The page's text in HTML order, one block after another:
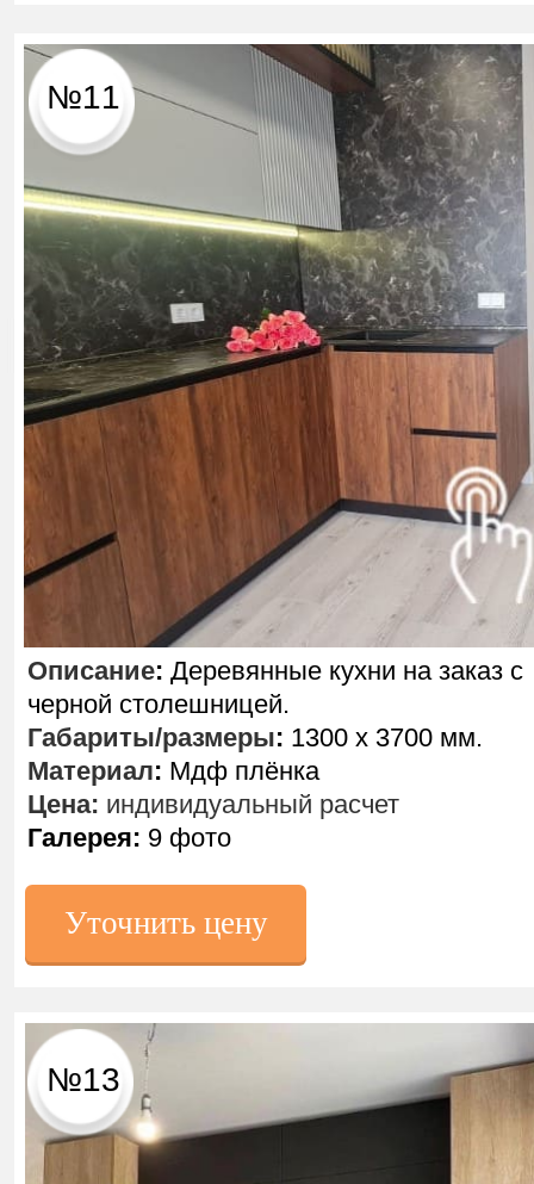
Уточнить цену
№13
№11
Описание: Деревянные кухни на заказ с
черной столешницей.
Габариты/размеры: 1300 х 3700 мм.
Материал: Мдф плёнка
Цена: индивидуальный расчет
Галерея: 9 фото